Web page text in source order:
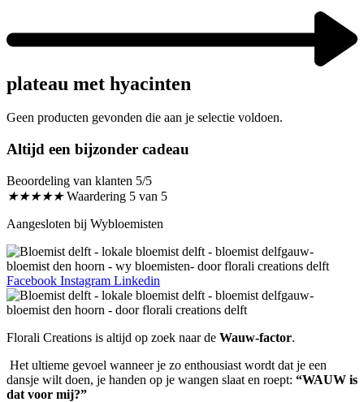
plateau met hyacinten
Geen producten gevonden die aan je selectie voldoen.
Altijd een bijzonder cadeau
Beoordeling van klanten 5/5
★★★★★ Waardering 5 van 5
Aangesloten bij Wybloemisten
Facebook Instagram Linkedin
Florali Creations is altijd op zoek naar de Wauw-factor.
Het ultieme gevoel wanneer je zo enthousiast wordt dat je een
dansje wilt doen, je handen op je wangen slaat en roept: “WAUW is
dat voor mij?”